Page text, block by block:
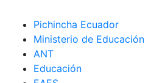
Pichincha Ecuador
Ministerio de Educación
ANT
Educación